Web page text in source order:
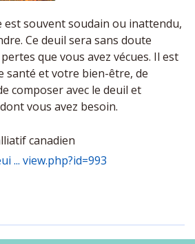
est souvent soudain ou inattendu,
Ce deuil sera sans doute
que vous avez vécues. Il est
santé et votre bien-être, de
composer avec le deuil et
vous avez besoin.
canadien
... view.php?id=993